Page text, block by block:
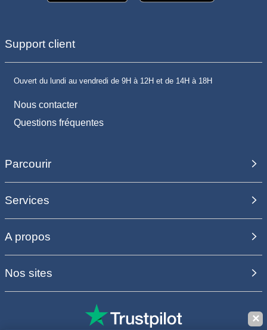
Support client
Ouvert du lundi au vendredi de 9H à 12H et de 14H à 18H
Nous contacter
Questions fréquentes
Parcourir
Services
A propos
Nos sites
✕